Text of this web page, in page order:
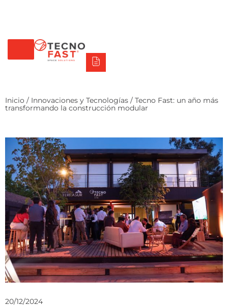
Inicio / Innovaciones y Tecnologías / Tecno Fast: un año más
transformando la construcción modular
20/12/2024